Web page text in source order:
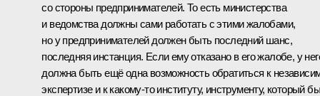
со стороны предпринимателей. То есть министерства
и ведомства должны сами работать с этими жалобами,
но у предпринимателей должен быть последний шанс,
последняя инстанция. Если ему отказано в его жалобе, у
должна быть ещё одна возможность обратиться к
экспертизе и к какому‑то институту, инструменту, который бы